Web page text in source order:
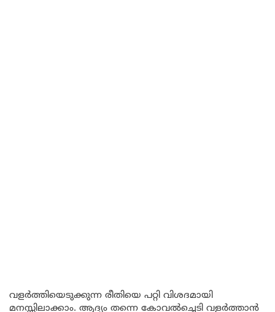
വളർത്തിയെടുക്കുന്ന രീതിയെ പറ്റി വിശദമായി
മനസ്സിലാക്കാം. ആദ്യം തന്നെ കോവൽച്ചെടി വളർത്താൻ